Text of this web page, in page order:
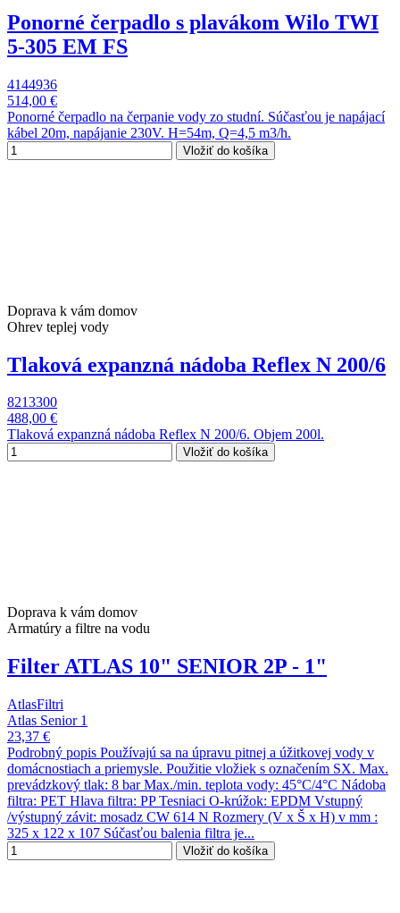
Ponorné čerpadlo s plavákom Wilo TWI
5-305 EM FS
4144936
514,00 €
Ponorné čerpadlo na čerpanie vody zo studní. Súčasťou je napájací
kábel 20m, napájanie 230V. H=54m, Q=4,5 m3/h.
Vložiť do košíka
Doprava k vám domov
Ohrev teplej vody
Tlaková expanzná nádoba Reflex N 200/6
8213300
488,00 €
Tlaková expanzná nádoba Reflex N 200/6. Objem 200l.
Vložiť do košíka
Doprava k vám domov
Armatúry a filtre na vodu
Filter ATLAS 10" SENIOR 2P - 1"
AtlasFiltri
Atlas Senior 1
23,37 €
Podrobný popis Používajú sa na úpravu pitnej a úžitkovej vody v
domácnostiach a priemysle. Použitie vložiek s označením SX. Max.
prevádzkový tlak: 8 bar Max./min. teplota vody: 45°C/4°C Nádoba
filtra: PET Hlava filtra: PP Tesniaci O-krúžok: EPDM Vstupný
/výstupný závit: mosadz CW 614 N Rozmery (V x Š x H) v mm :
325 x 122 x 107 Súčasťou balenia filtra je...
Vložiť do košíka